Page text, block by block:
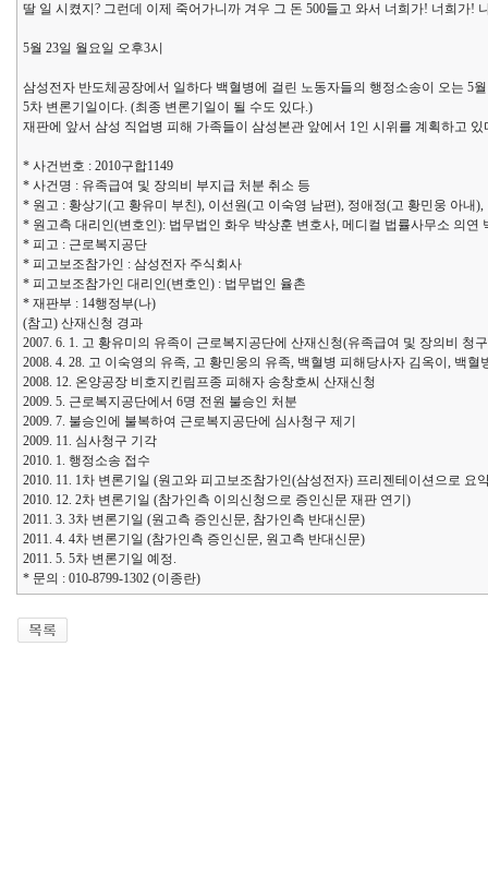
딸 일 시켰지? 그런데 이제 죽어가니까 겨우 그 돈 500들고 와서 너희가! 너희가
5월 23일 월요일 오후3시
삼성전자 반도체공장에서 일하다 백혈병에 걸린 노동자들의 행정소송이 오는 5
5차 변론기일이다. (최종 변론기일이 될 수도 있다.)
재판에 앞서 삼성 직업병 피해 가족들이 삼성본관 앞에서 1인 시위를 계획하고
* 사건번호 : 2010구합1149
* 사건명 : 유족급여 및 장의비 부지급 처분 취소 등
* 원고 : 황상기(고 황유미 부친), 이선원(고 이숙영 남편), 정애정(고 황민웅 아내
* 원고측 대리인(변호인): 법무법인 화우 박상훈 변호사, 메디컬 법률사무소 의연
* 피고 : 근로복지공단
* 피고보조참가인 : 삼성전자 주식회사
* 피고보조참가인 대리인(변호인) : 법무법인 율촌
* 재판부 : 14행정부(나)
(참고) 산재신청 경과
2007. 6. 1. 고 황유미의 유족이 근로복지공단에 산재신청(유족급여 및 장의비 청
2008. 4. 28. 고 이숙영의 유족, 고 황민웅의 유족, 백혈병 피해당사자 김옥이, 백
2008. 12. 온양공장 비호지킨림프종 피해자 송창호씨 산재신청
2009. 5. 근로복지공단에서 6명 전원 불승인 처분
2009. 7. 불승인에 불복하여 근로복지공단에 심사청구 제기
2009. 11. 심사청구 기각
2010. 1. 행정소송 접수
2010. 11. 1차 변론기일 (원고와 피고보조참가인(삼성전자) 프리젠테이션으로 요
2010. 12. 2차 변론기일 (참가인측 이의신청으로 증인신문 재판 연기)
2011. 3. 3차 변론기일 (원고측 증인신문, 참가인측 반대신문)
2011. 4. 4차 변론기일 (참가인측 증인신문, 원고측 반대신문)
2011. 5. 5차 변론기일 예정.
* 문의 : 010-8799-1302 (이종란)